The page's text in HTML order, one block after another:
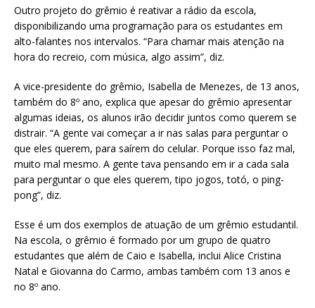
Outro projeto do grêmio é reativar a rádio da escola,
disponibilizando uma programação para os estudantes em
alto-falantes nos intervalos. “Para chamar mais atenção na
hora do recreio, com música, algo assim”, diz.
A vice-presidente do grêmio, Isabella de Menezes, de 13 anos,
também do 8º ano, explica que apesar do grêmio apresentar
algumas ideias, os alunos irão decidir juntos como querem se
distrair. “A gente vai começar a ir nas salas para perguntar o
que eles querem, para saírem do celular. Porque isso faz mal,
muito mal mesmo. A gente tava pensando em ir a cada sala
para perguntar o que eles querem, tipo jogos, totó, o ping-
pong”, diz.
Esse é um dos exemplos de atuação de um grêmio estudantil.
Na escola, o grêmio é formado por um grupo de quatro
estudantes que além de Caio e Isabella, inclui Alice Cristina
Natal e Giovanna do Carmo, ambas também com 13 anos e
no 8º ano.